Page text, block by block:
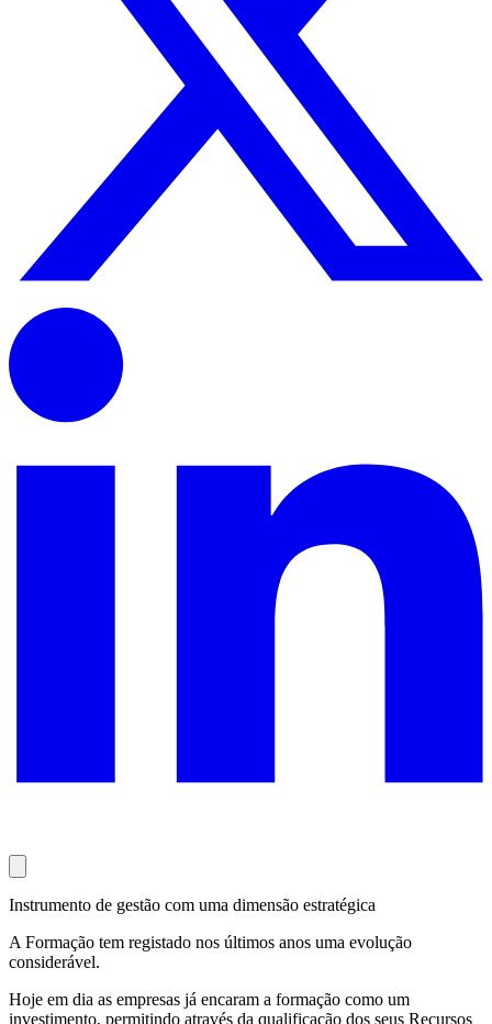
Instrumento de gestão com uma dimensão estratégica
A Formação tem registado nos últimos anos uma evolução
considerável.
Hoje em dia as empresas já encaram a formação como um
investimento, permitindo através da qualificação dos seus Recursos